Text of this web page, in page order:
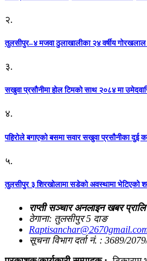
२.
तुलसीपुर–४ मजवा ठुलाखालीका २४ वर्षीय
३.
सखुवा प्रसौनीमा होल टिमको साथ २०८४ मा
४.
पहिराेले बगाएकाे बसमा सवार सखुवा प्रसाैनीका दुई
५.
तुलसीपुर ३ शिरखोलामा सडेको अवस्थामा भेटिएको
राप्ती सञ्चार अनलाइन खबर प्रालि
ठेगाना: तुलसीपुर 5 दाङ
सूचना विभाग दर्ता नं. : 3689/